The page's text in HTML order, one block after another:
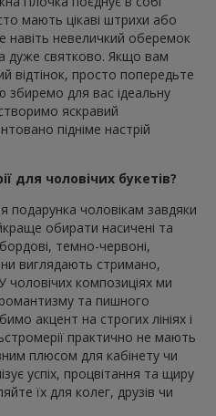
мають цікаві штрихи або
навіть невеличкий оберемок
дуже святково. Якщо вам
відтінок, просто попередьте
збиремо для вас ідеальну
яскравий
підніме настрій
для чоловічих букетів?
подарунка чоловікам завдяки
обирати насичені та
темно-червоні,
виглядають стримано,
чоловічих композиціях ми
та пишного
акцент на строгих лініях і
практично не мають
плюсом для кабінету чи
успіх, процвітання та щиру
їх для колег, друзів чи